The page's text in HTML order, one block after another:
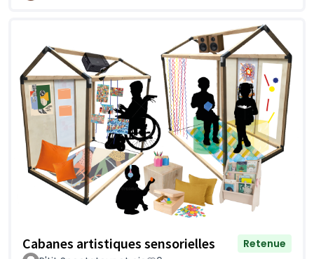
Cabanes artistiques sensorielles
Retenue